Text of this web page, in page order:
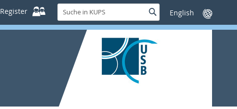
Register
Suche
in
KUPS
SucheSprache
wechseln